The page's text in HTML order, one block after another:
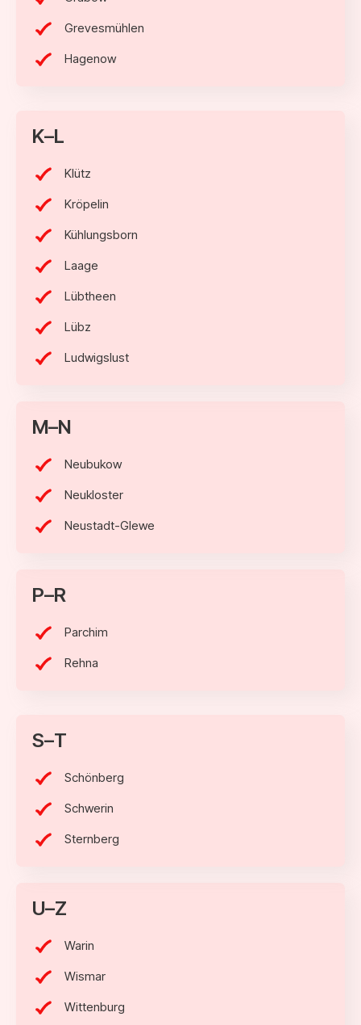
Grevesmühlen
Hagenow
K–L
Klütz
Kröpelin
Kühlungsborn
Laage
Lübtheen
Lübz
Ludwigslust
M–N
Neubukow
Neukloster
Neustadt-Glewe
P–R
Parchim
Rehna
S–T
Schönberg
Schwerin
Sternberg
U–Z
Warin
Wismar
Wittenburg